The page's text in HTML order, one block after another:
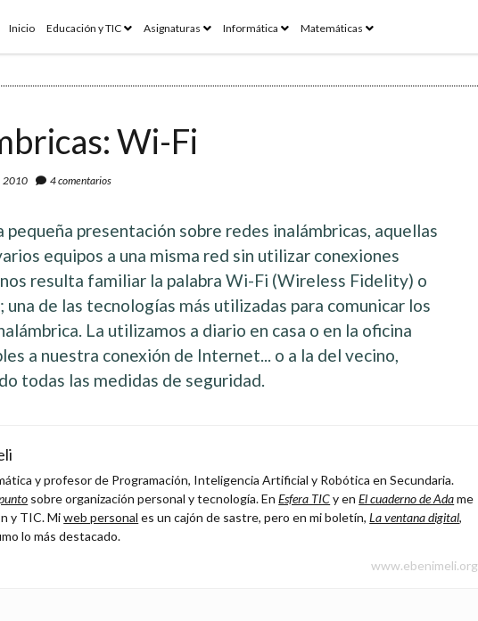
Inicio Educación y TIC openAsignaturas openInformática openMatemáticas open
Wi-Fi
2010 4 comentarios
pequeña presentación sobre redes inalámbricas, aquellas
equipos a una misma red sin utilizar conexiones
resulta familiar la palabra Wi-Fi (Wireless Fidelity) o
de las tecnologías más utilizadas para comunicar los
La utilizamos a diario en casa o en la oficina
a nuestra conexión de Internet... o a la del vecino,
todas las medidas de seguridad.
y profesor de Programación, Inteligencia Artificial y Robótica en Secundaria.
sobre organización personal y tecnología. EnEsfera TICy enEl cuaderno de Adame
y TIC. Miweb personal es un cajón de sastre, pero en mi boletín,La ventana digital,
lo más destacado.
www.ebenimeli.org